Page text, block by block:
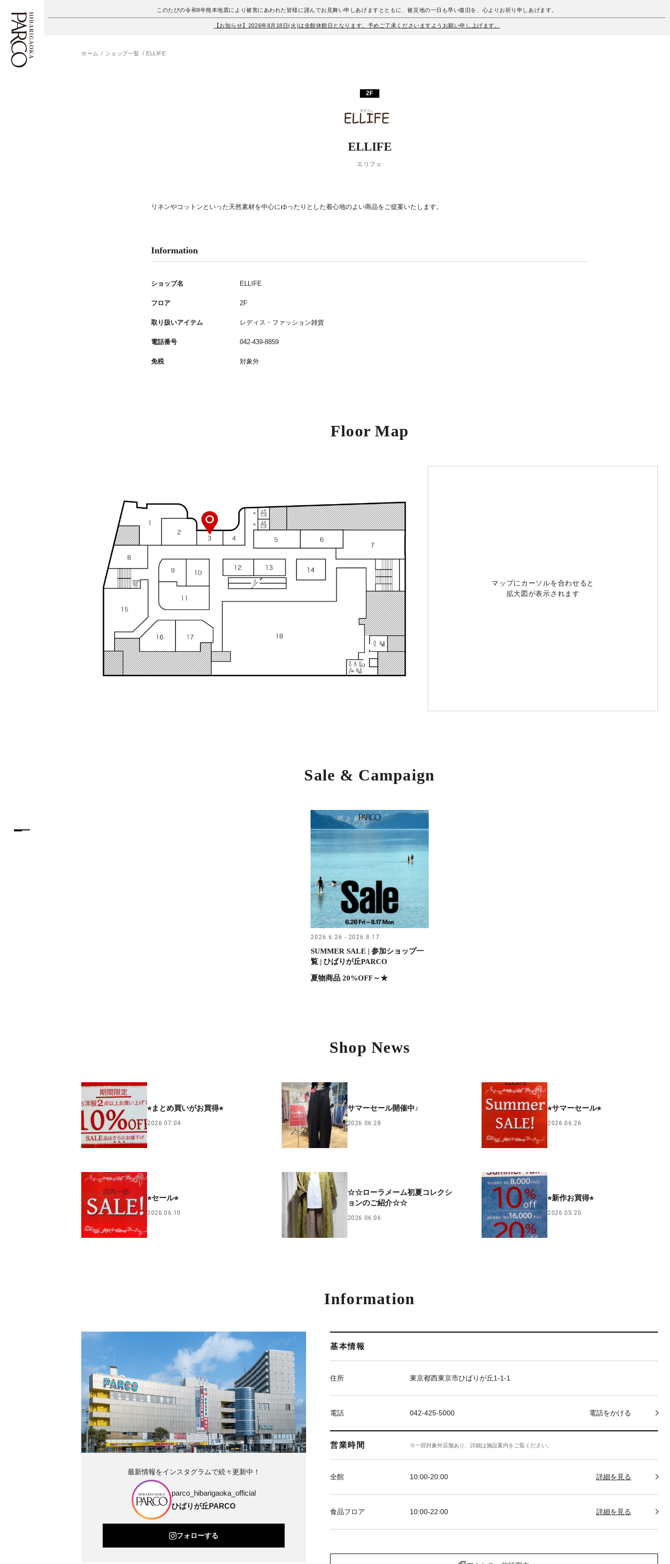
このたびの令和8年熊本地震により被害にあわれた皆様に謹んでお見舞い申しあげますとともに、被災地の一日も早い復旧を、心よりお祈り申しあげます。
【お知らせ】2026年8月18日(火)は全館休館日となります。予めご了承くださいますようお願い申し上げます。
ホーム ショップ一覧 ELLIFE
2F
ELLIFE
エリフェ
リネンやコットンといった天然素材を中心にゆったりとした着心地のよい商品をご提案いたします。
Information
ショップ名 ELLIFE
フロア 2F
取り扱いアイテム レディス・ファッション雑貨
電話番号 042-439-8859
免税 対象外
Floor Map
マップにカーソルを合わせると
拡大図が表示されます
Sale & Campaign
2026.6.26 - 2026.8.17
SUMMER SALE | 参加ショップ一
覧 | ひばりが丘PARCO
夏物商品 20%OFF～★
Shop News
⭐︎まとめ買いがお買得⭐︎
2026.07.04
サマーセール開催中♪
2026.06.28
⭐︎サマーセール⭐︎
2026.06.26
⭐︎セール⭐︎
2026.06.10
☆☆ローラメーム初夏コレクシ
ョンのご紹介☆☆
2026.06.06
⭐︎新作お買得⭐︎
2026.05.20
Information
基本情報
住所 東京都西東京市ひばりが丘1-1-1
電話 042-425-5000 電話をかける
営業時間 ※一部対象外店舗あり、詳細は施設案内をご覧ください。
全館 10:00-20:00 詳細を見る
食品フロア 10:00-22:00 詳細を見る
最新情報をインスタグラムで続々更新中！
parco_hibarigaoka_official
ひばりが丘PARCO
フォローする